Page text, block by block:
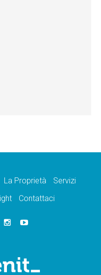
La Proprietà
Servizi
Contattaci